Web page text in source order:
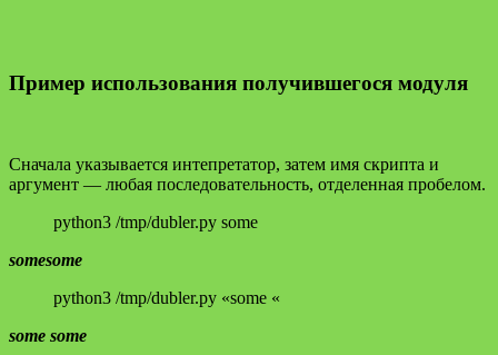
Пример использования получившегося модуля
Сначала указывается интепретатор, затем имя скрипта и
аргумент — любая последовательность, отделенная пробелом.
python3 /tmp/dubler.py some
somesome
python3 /tmp/dubler.py «some «
some some